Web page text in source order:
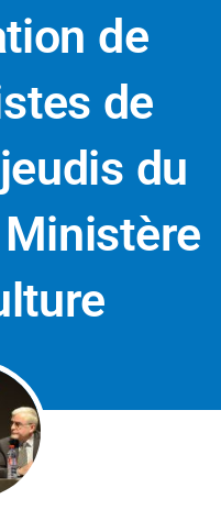
de
de
du